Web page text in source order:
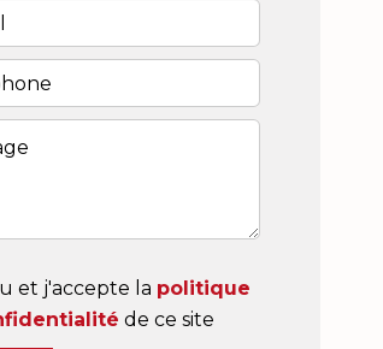
et j'accepte la politique
de ce site